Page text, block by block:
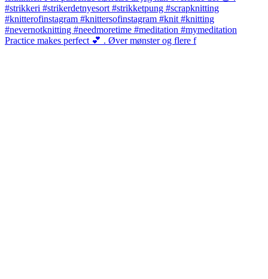
Practice makes perfect 💕 . Øver mønster og flere f